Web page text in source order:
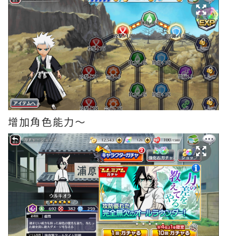
增加角色能力～